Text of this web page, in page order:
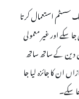
سسٹم استعمال کرتا
سکے اور غیر معمولی
دین کے ساتھ ساتھ
ان کا جائزہ لیا جا
سکے۔